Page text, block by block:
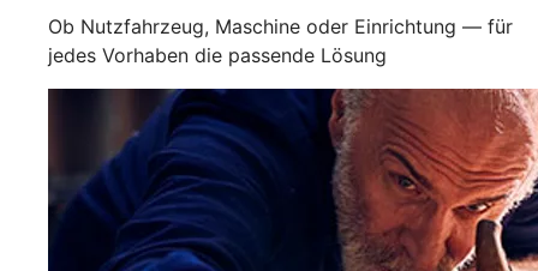
Ob Nutzfahrzeug, Maschine oder Einrichtung — für
jedes Vorhaben die passende Lösung